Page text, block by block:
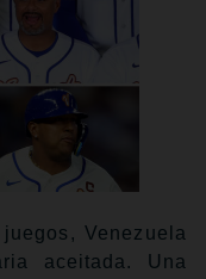
Venezuela
aceitada. Una